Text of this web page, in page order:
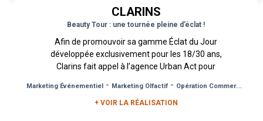
CLARINS
Beauty Tour : une tournée pleine d’éclat !
Afin de promouvoir sa gamme Éclat du Jour
développée exclusivement pour les 18/30 ans,
Clarins fait appel à l’agence Urban Act pour
Marketing Événementiel - Marketing Olfactif - Opération Commerciale
+ VOIR LA RÉALISATION